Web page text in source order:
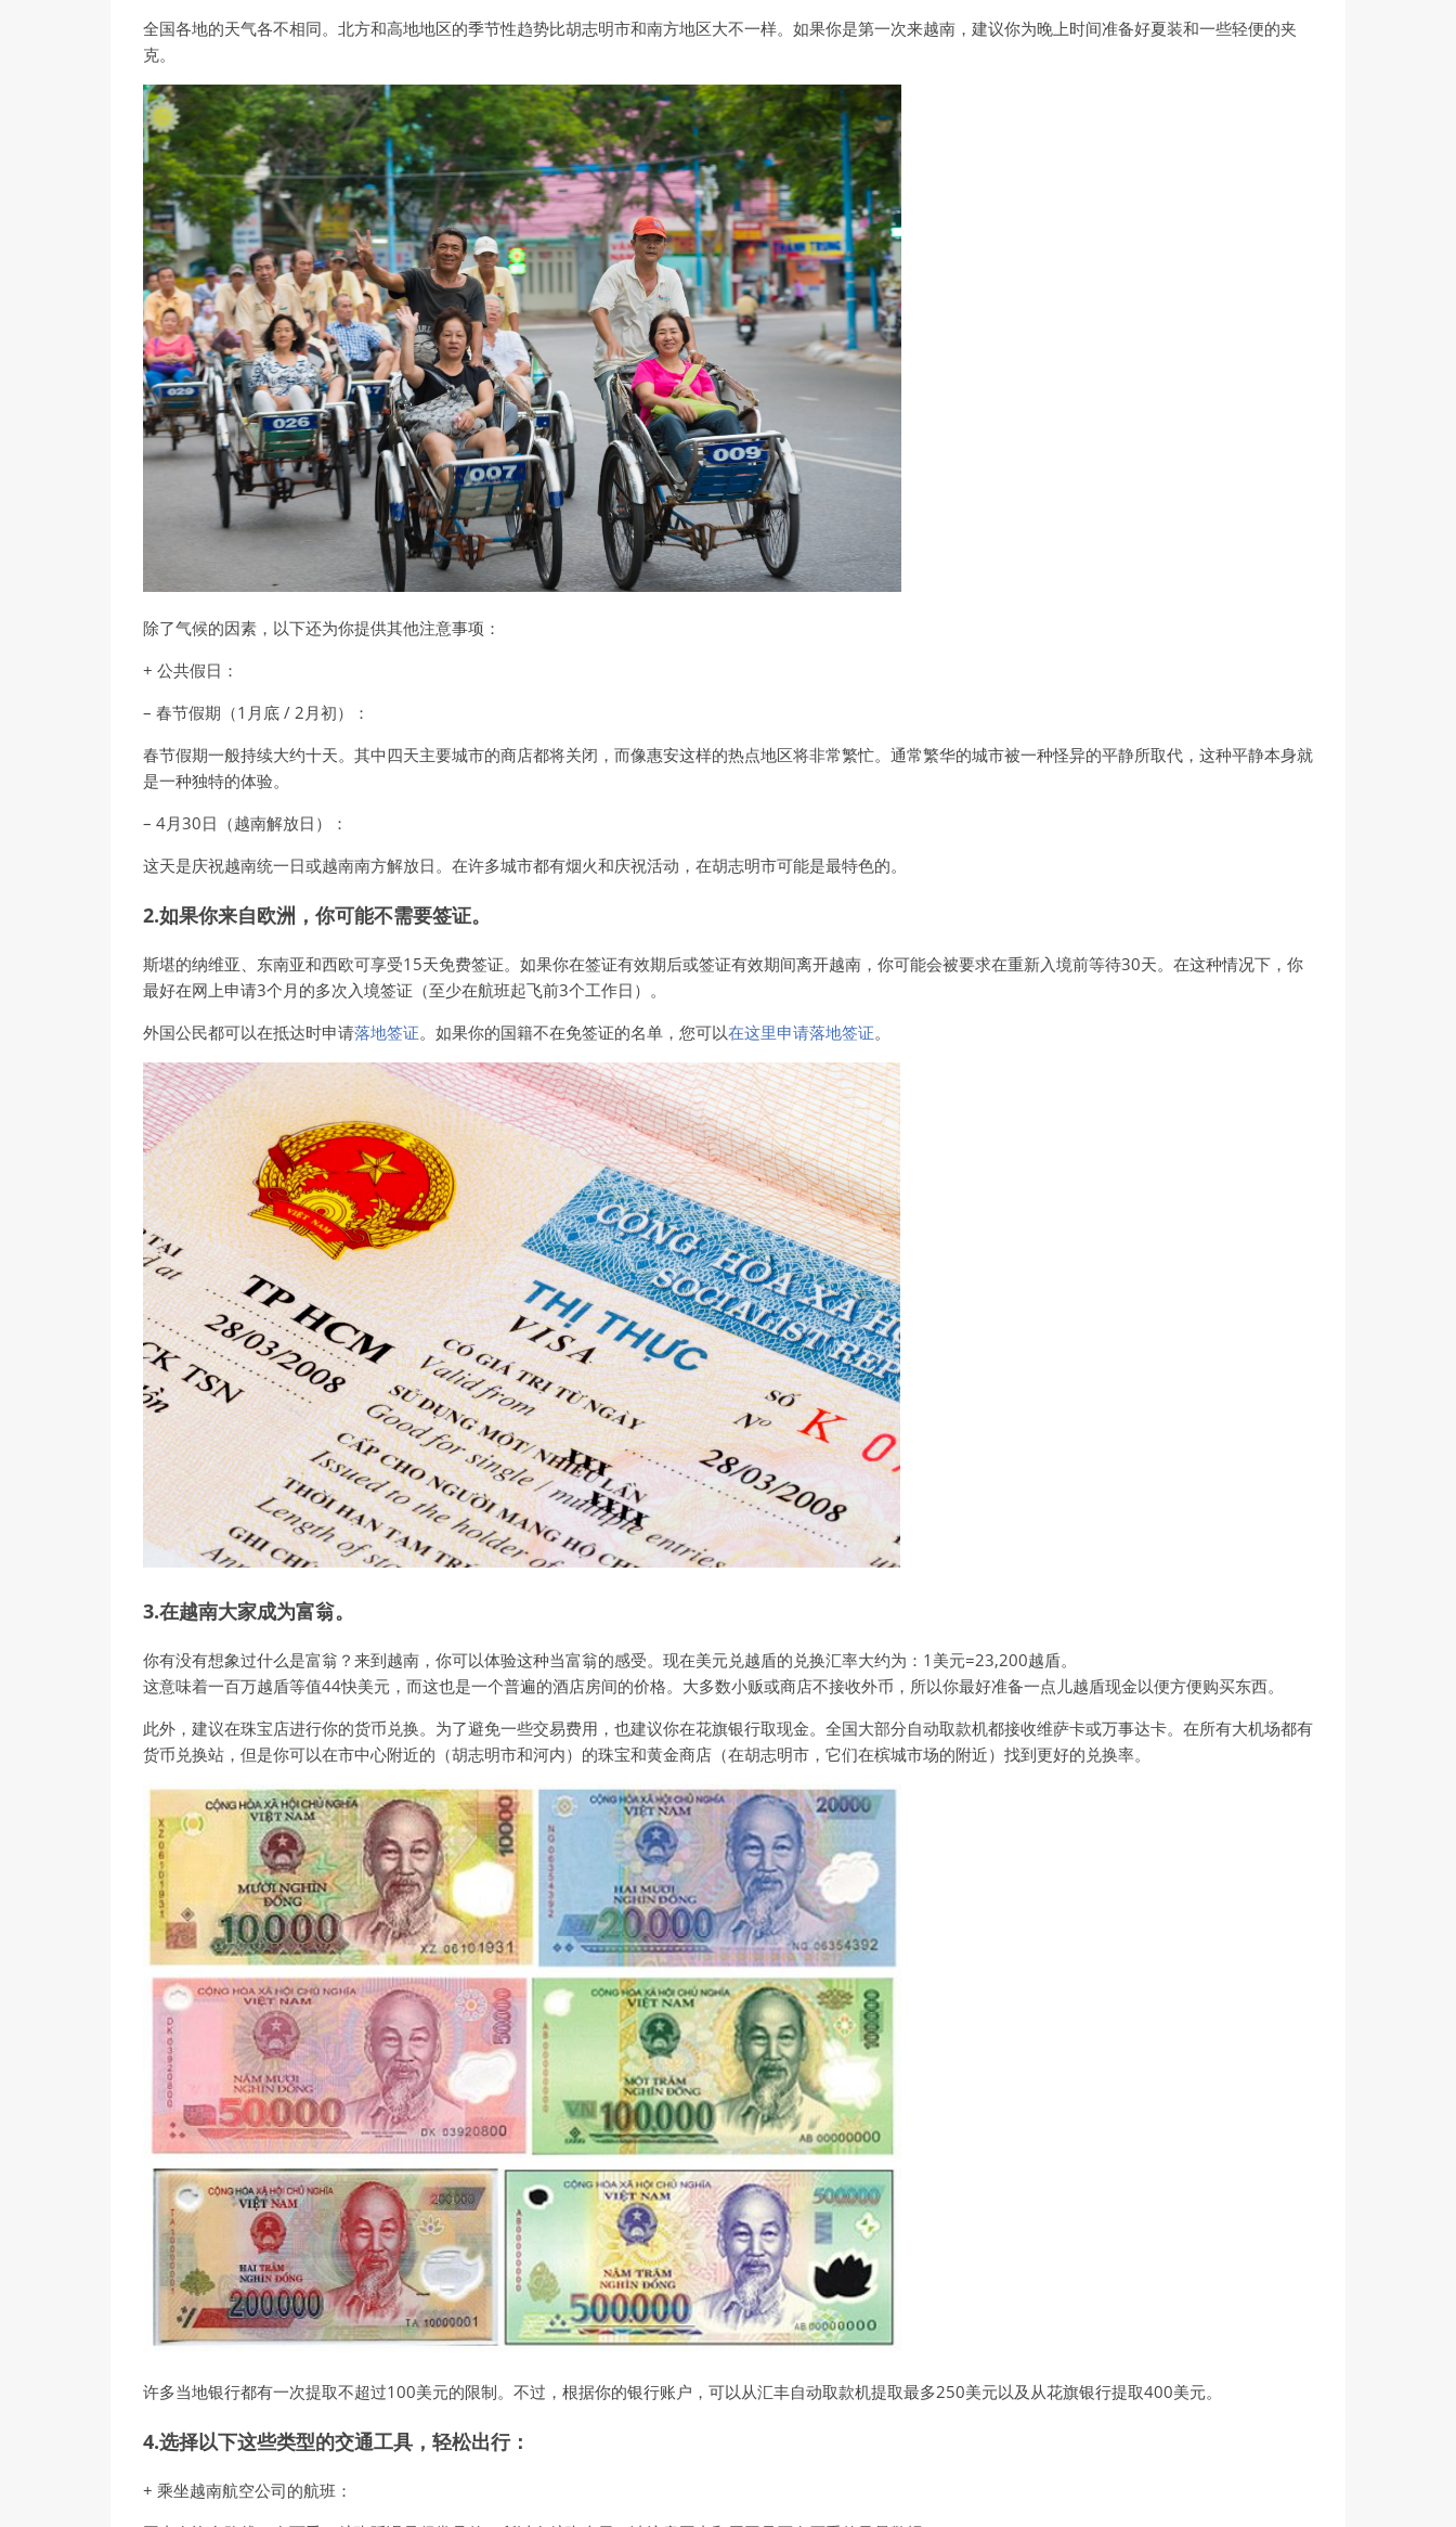
全国各地的天气各不相同。北方和高地地区的季节性趋势比胡志明市和南方地区大不一样。如果你是第一次来越南，建议你为晚上时间准备好夏装和一些轻便的夹
克。
除了气候的因素，以下还为你提供其他注意事项：
+ 公共假日：
– 春节假期（1月底 / 2月初）：
春节假期一般持续大约十天。其中四天主要城市的商店都将关闭，而像惠安这样的热点地区将非常繁忙。通常繁华的城市被一种怪异的平静所取代，这种平静本身就
是一种独特的体验。
– 4月30日（越南解放日）：
这天是庆祝越南统一日或越南南方解放日。在许多城市都有烟火和庆祝活动，在胡志明市可能是最特色的。
2.如果你来自欧洲，你可能不需要签证。
斯堪的纳维亚、东南亚和西欧可享受15天免费签证。如果你在签证有效期后或签证有效期间离开越南，你可能会被要求在重新入境前等待30天。在这种情况下，你
最好在网上申请3个月的多次入境签证（至少在航班起飞前3个工作日）。
外国公民都可以在抵达时申请落地签证。如果你的国籍不在免签证的名单，您可以在这里申请落地签证。
3.在越南大家成为富翁。
你有没有想象过什么是富翁？来到越南，你可以体验这种当富翁的感受。现在美元兑越盾的兑换汇率大约为：1美元=23,200越盾。
这意味着一百万越盾等值44快美元，而这也是一个普遍的酒店房间的价格。大多数小贩或商店不接收外币，所以你最好准备一点儿越盾现金以便方便购买东西。
此外，建议在珠宝店进行你的货币兑换。为了避免一些交易费用，也建议你在花旗银行取现金。全国大部分自动取款机都接收维萨卡或万事达卡。在所有大机场都有
货币兑换站，但是你可以在市中心附近的（胡志明市和河内）的珠宝和黄金商店（在胡志明市，它们在槟城市场的附近）找到更好的兑换率。
许多当地银行都有一次提取不超过100美元的限制。不过，根据你的银行账户，可以从汇丰自动取款机提取最多250美元以及从花旗银行提取400美元。
4.选择以下这些类型的交通工具，轻松出行：
+ 乘坐越南航空公司的航班：